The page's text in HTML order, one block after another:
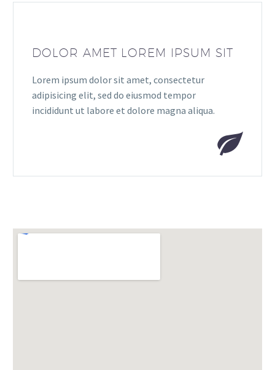
DOLOR AMET LOREM IPSUM SIT
Lorem ipsum dolor sit amet, consectetur
adipisicing elit, sed do eiusmod tempor
incididunt ut labore et dolore magna aliqua.